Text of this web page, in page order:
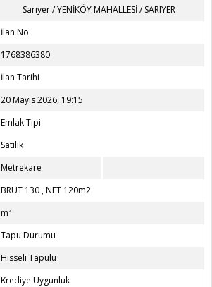
Sarıyer/YENİKÖY MAHALLESİ/SARIYER
İlan No
1768386380
İlan Tarihi
20 Mayıs 2026, 19:15
Emlak Tipi
Satılık
Metrekare
BRÜT 130 , NET 120m2
m²
Tapu Durumu
Hisseli Tapulu
Krediye Uygunluk